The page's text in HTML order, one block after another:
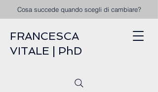
Cosa succede quando scegli di cambiare?
FRANCESCA
VITALE | PhD